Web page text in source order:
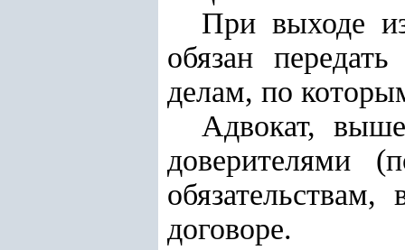
При выходе
обязан
делам, по
Адвокат,
доверителями
договоре.